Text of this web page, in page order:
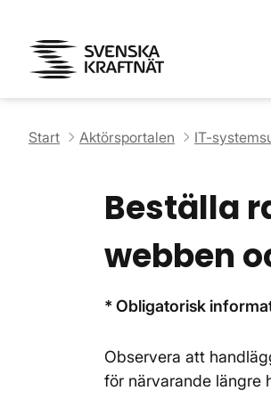
Start Aktörsportalen IT-
Beställa
webben
* Obligatorisk
Observera att
för närvarande längre